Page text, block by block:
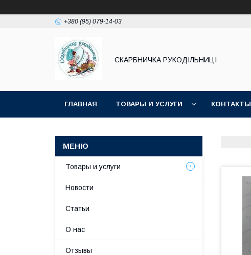
+380 (95) 079-14-03
СКАРБНИЧКА РУКОДІЛЬНИЦІ
ГЛАВНАЯ ТОВАРЫ И УСЛУГИ КОНТАКТЫ
Товары и услуги
Новости
Статьи
О нас
Отзывы